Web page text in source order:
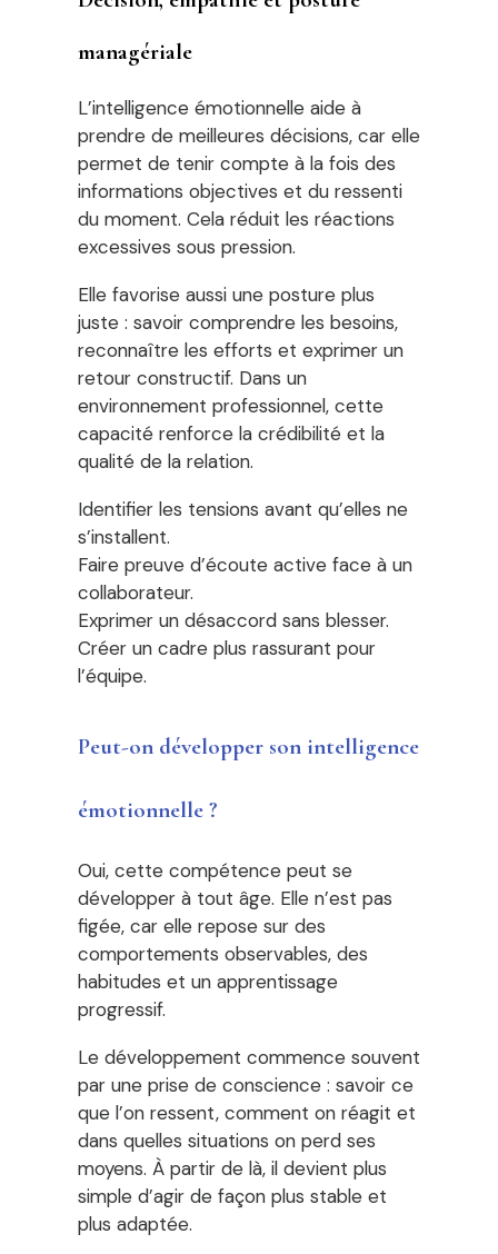
managériale
L’intelligence émotionnelle aide à
prendre de meilleures décisions, car elle
permet de tenir compte à la fois des
informations objectives et du ressenti
du moment. Cela réduit les réactions
excessives sous pression.
Elle favorise aussi une posture plus
juste : savoir comprendre les besoins,
reconnaître les efforts et exprimer un
retour constructif. Dans un
environnement professionnel, cette
capacité renforce la crédibilité et la
qualité de la relation.
Identifier les tensions avant qu’elles ne
s’installent.
Faire preuve d’écoute active face à un
collaborateur.
Exprimer un désaccord sans blesser.
Créer un cadre plus rassurant pour
l’équipe.
Peut-on développer son intelligence
émotionnelle ?
Oui, cette compétence peut se
développer à tout âge. Elle n’est pas
figée, car elle repose sur des
comportements observables, des
habitudes et un apprentissage
progressif.
Le développement commence souvent
par une prise de conscience : savoir ce
que l’on ressent, comment on réagit et
dans quelles situations on perd ses
moyens. À partir de là, il devient plus
simple d’agir de façon plus stable et
plus adaptée.